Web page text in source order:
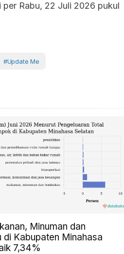
Rabu, 22 Juli 2026 pukul
#Update Me
Minuman dan
di Kabupaten Minahasa
7,34%